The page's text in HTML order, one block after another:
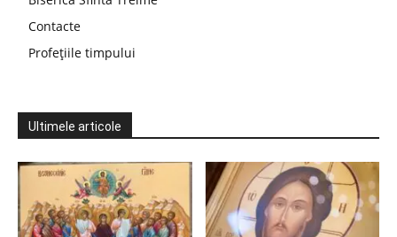
Contacte
Profețiile timpului
Ultimele articole